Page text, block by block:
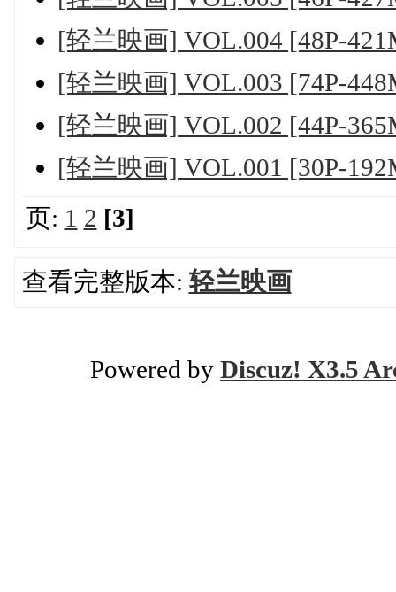
[轻兰映画] VOL.004 [48P-
[轻兰映画] VOL.003 [74P-
[轻兰映画] VOL.002 [44P-
[轻兰映画] VOL.001 [30P-
页: 1 2 [3]
查看完整版本: 轻兰映画
Powered by Discuz! X3.5